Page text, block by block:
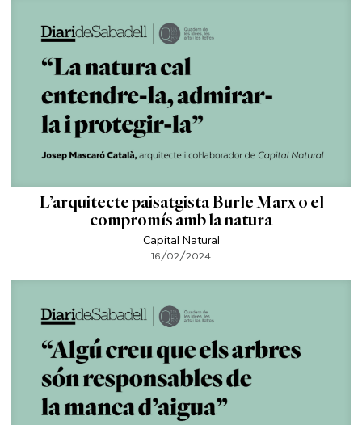
L’arquitecte paisatgista Burle Marx o el
compromís amb la natura
Capital Natural
16/02/2024